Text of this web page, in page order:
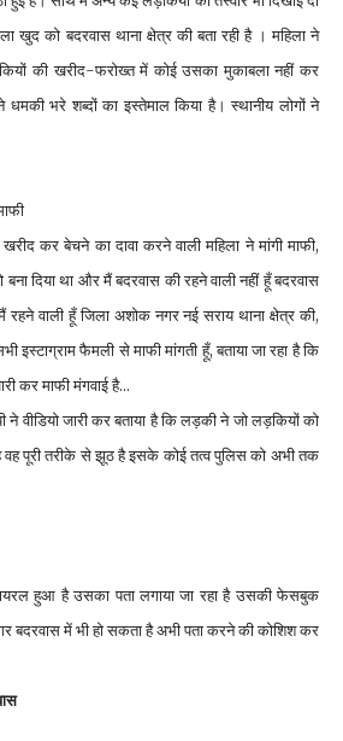
खुद को बदरवास थाना क्षेत्र की बता रही है । महिला ने
की खरीद-फरोख्त में कोई उसका मुकाबला नहीं कर
भरे शब्दों का इस्तेमाल किया है। स्थानीय लोगों ने
कर बेचने का दावा करने वाली महिला ने मांगी माफी,
दिया था और मैं बदरवास की रहने वाली नहीं हूँ बदरवास
वाली हूँ जिला अशोक नगर नई सराय थाना क्षेत्र की,
इस्टाग्राम फैमली से माफी मांगती हूँ, बताया जा रहा है कि
कर माफी मंगवाई है...
वीडियो जारी कर बताया है कि लड़की ने जो लड़कियों को
वह पूरी तरीके से झूठ है इसके कोई तत्व पुलिस को अभी तक
वायरल हुआ है उसका पता लगाया जा रहा है उसकी फेसबुक
बदरवास में भी हो सकता है अभी पता करने की कोशिश कर